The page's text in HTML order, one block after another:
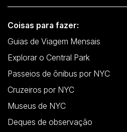
Coisas para fazer:
Guias de Viagem Mensais
Explorar o Central Park
Passeios de ônibus por NYC
Cruzeiros por NYC
Museus de NYC
Deques de observação